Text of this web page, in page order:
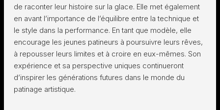
de raconter leur histoire sur la glace. Elle met également
en avant l’importance de l’équilibre entre la technique et
le style dans la performance. En tant que modèle, elle
encourage les jeunes patineurs à poursuivre leurs rêves,
à repousser leurs limites et à croire en eux-mêmes. Son
expérience et sa perspective uniques continueront
d’inspirer les générations futures dans le monde du
patinage artistique.